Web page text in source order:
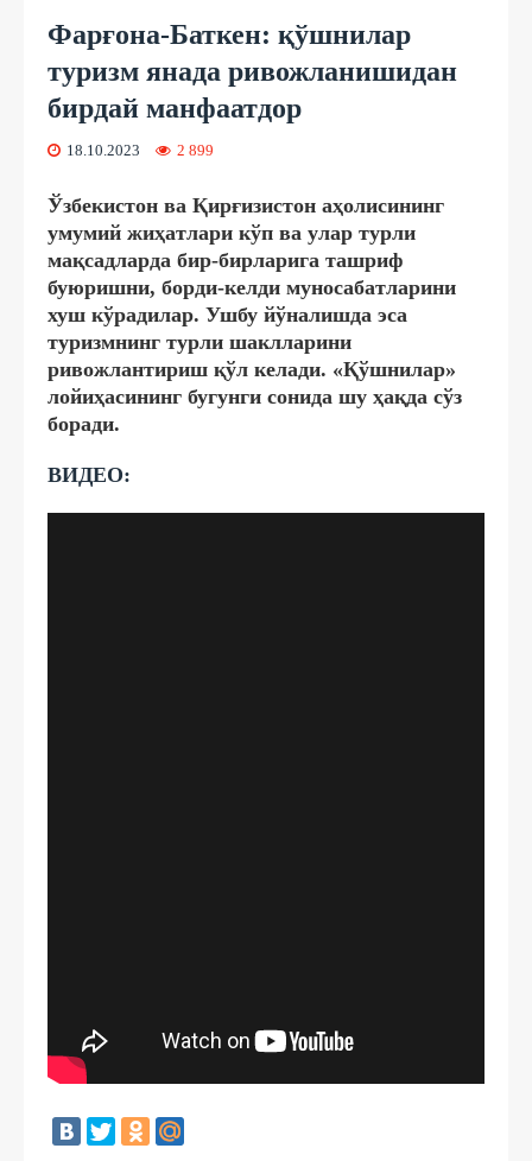
Фарғона-Баткен: қўшнилар
туризм янада ривожланишидан
бирдай манфаатдор
18.10.2023 2 899
Ўзбекистон ва Қирғизистон аҳолисининг
умумий жиҳатлари кўп ва улар турли
мақсадларда бир-бирларига ташриф
буюришни, борди-келди муносабатларини
хуш кўрадилар. Ушбу йўналишда эса
туризмнинг турли шаклларини
ривожлантириш қўл келади. «Қўшнилар»
лойиҳасининг бугунги сонида шу ҳақда сўз
боради.
ВИДЕО: